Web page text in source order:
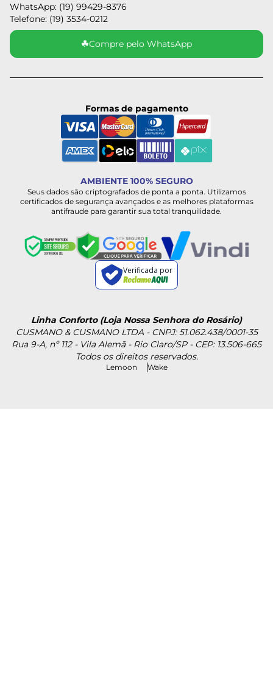
WhatsApp: (19) 99429-8376
Telefone: (19) 3534-0212
☘Compre pelo WhatsApp
Formas de pagamento
AMBIENTE 100% SEGURO
Seus dados são criptografados de ponta a ponta. Utilizamos
certificados de segurança avançados e as melhores plataformas
antifraude para garantir sua total tranquilidade.
Verificada por
Linha Conforto (Loja Nossa Senhora do Rosário)
CUSMANO & CUSMANO LTDA - CNPJ: 51.062.438/0001-35
Rua 9-A, nº 112 - Vila Alemã - Rio Claro/SP - CEP: 13.506-665
Todos os direitos reservados.
Lemoon Wake